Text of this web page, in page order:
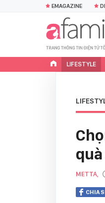
EMAGAZINE
LIFESTYLE
METTA,
CHIA